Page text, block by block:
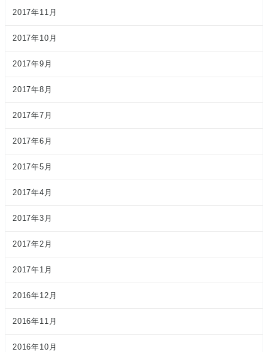
2017年11月
2017年10月
2017年9月
2017年8月
2017年7月
2017年6月
2017年5月
2017年4月
2017年3月
2017年2月
2017年1月
2016年12月
2016年11月
2016年10月